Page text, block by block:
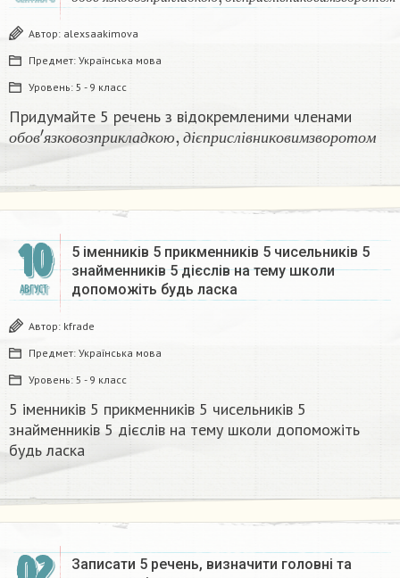
о б о в яз ко в о з пр и кл а д ко ю д і єпр и сл і вн ик о в имз в ор от ом
Автор: alexsaakimova
Предмет: Українська мова
Уровень: 5 - 9 класс
Придумайте 5 речень з відокремленими членами
о б о в яз ко в о з п р и кл а д ко ю д і є п р и сл і в н и к о в имз в о р о т ом
обов′язков оз прикла дкою,дієприсл івников
10
АВГУСТ
5 іменників 5 прикменників 5 чисельників 5
знайменників 5 дієслів на тему школи
допоможіть будь ласка
Автор: kfrade
Предмет: Українська мова
Уровень: 5 - 9 класс
5 іменників 5 прикменників 5 чисельників 5
знайменників 5 дієслів на тему школи допоможіть
будь ласка
Записати 5 речень, визначити головні та